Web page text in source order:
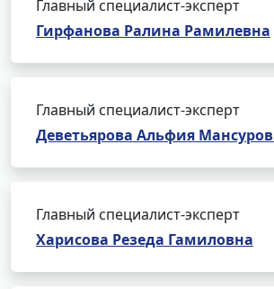
Главный специалист-эксперт
Гирфанова Ралина Рамилевна
Главный специалист-эксперт
Деветьярова Альфия
Главный специалист-эксперт
Харисова Резеда Гамиловна